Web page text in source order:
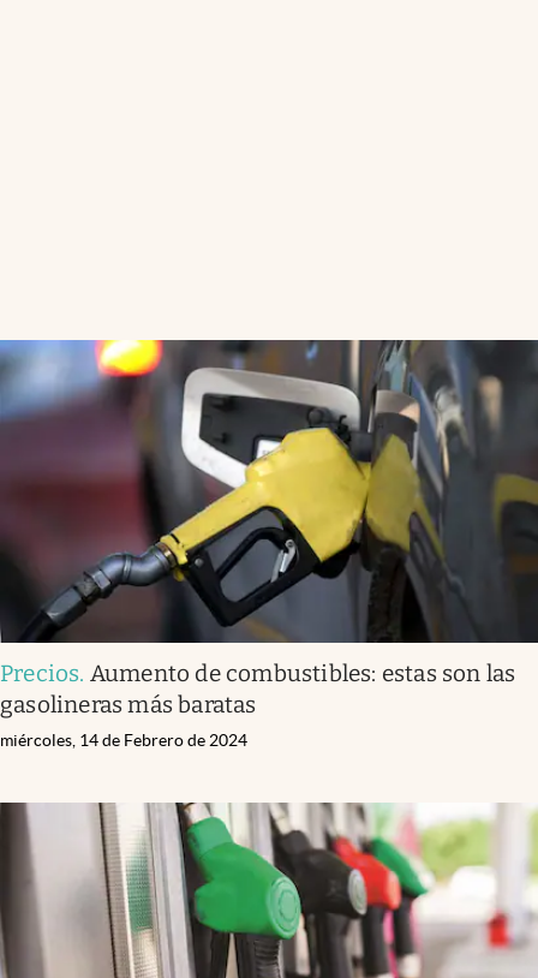
Precios. Aumento de combustibles: estas son las
gasolineras más baratas
miércoles, 14 de Febrero de 2024